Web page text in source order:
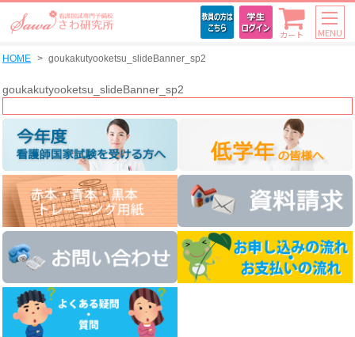
カート MENU
HOME goukakutyooketsu_slideBanner_sp2
goukakutyooketsu_slideBanner_sp2